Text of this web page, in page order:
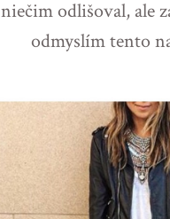
niečim odlišoval, ale
odmyslím tento